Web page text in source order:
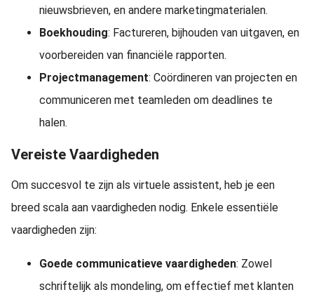
nieuwsbrieven, en andere marketingmaterialen.
Boekhouding: Factureren, bijhouden van uitgaven, en
voorbereiden van financiële rapporten.
Projectmanagement: Coördineren van projecten en
communiceren met teamleden om deadlines te
halen.
Vereiste Vaardigheden
Om succesvol te zijn als virtuele assistent, heb je een
breed scala aan vaardigheden nodig. Enkele essentiële
vaardigheden zijn:
Goede communicatieve vaardigheden: Zowel
schriftelijk als mondeling, om effectief met klanten